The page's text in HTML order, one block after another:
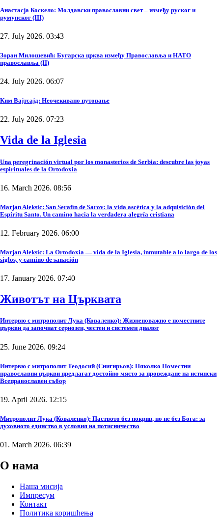
Анастасја Коскело: Молдавски православни свет – између руског и
румунског (III)
27. July 2026. 03:43
Зоран Милошевић: Бугарска црква између Православља и НАТО
православља (II)
24. July 2026. 06:07
Ким Вајтсајд: Неочекивано путовање
22. July 2026. 07:23
Vida de la Iglesia
Una peregrinación virtual por los monasterios de Serbia: descubre las joyas
espirituales de la Ortodoxia
16. March 2026. 08:56
Marjan Aleksic: San Serafín de Sarov: la vida ascética y la adquisición del
Espíritu Santo. Un camino hacia la verdadera alegría cristiana
12. February 2026. 06:00
Marjan Aleksic: La Ortodoxia — vida de la Iglesia, inmutable a lo largo de los
siglos, y camino de sanación
17. January 2026. 07:40
Животът на Църквата
Интервю с митрополит Лука (Коваленко): Жизненоважно е поместните
църкви да започнат сериозен, честен и системен диалог
25. June 2026. 09:24
Интервю с митрополит Теодосий (Снигирьов): Няколко Поместни
православни църкви предлагат достойно място за провеждане на истински
Всеправославен събор
19. April 2026. 12:15
Митрополит Лука (Коваленко): Паството без покрив, но не без Бога: за
духовното единство в условия на потисничество
01. March 2026. 06:39
О нама
Наша мисија
Импресум
Контакт
Политика коришћења